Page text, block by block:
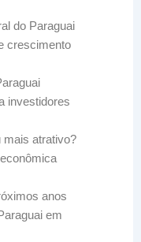
do Paraguai
crescimento
investidores
mais atrativo?
anos
em